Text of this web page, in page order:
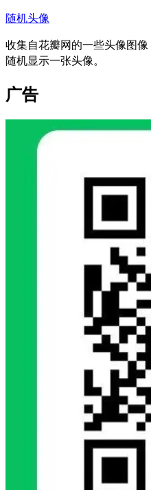
随机头像
收集自花瓣网的一些头像图
随机显示一张头像。
广告